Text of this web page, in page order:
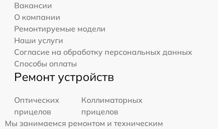
Вакансии
О компании
Ремонтируемые модели
Наши услуги
Согласие на обработку персональных данных
Способы оплаты
Ремонт устройств
Оптических
прицелов
Коллиматорных
прицелов
Мы занимаемся ремонтом и техническим